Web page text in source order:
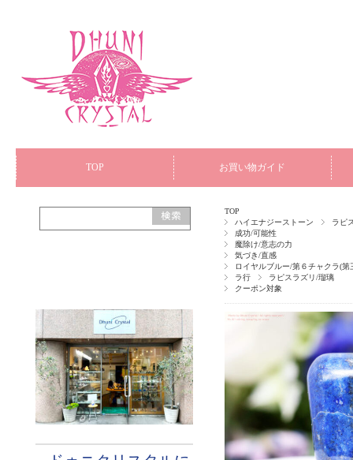
TOP お買い物ガイド
TOP
ハイエナジーストーン
ラピ
成功/可能性
魔除け/意志の力
気づき/直感
ロイヤルブルー/第６チャクラ(第
ラ行
ラピスラズリ/瑠璃
クーポン対象